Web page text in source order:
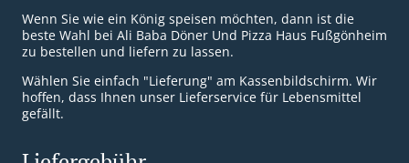
Wenn Sie wie ein König speisen möchten, dann ist die
beste Wahl bei Ali Baba Döner Und Pizza Haus Fußgönheim
zu bestellen und liefern zu lassen.
Wählen Sie einfach "Lieferung" am Kassenbildschirm. Wir
hoffen, dass Ihnen unser Lieferservice für Lebensmittel
gefällt.